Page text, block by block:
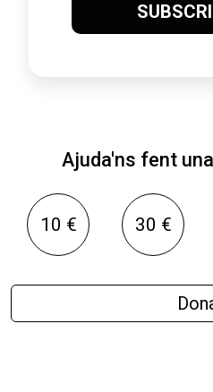
Ajuda'ns fent
10 € 30 €